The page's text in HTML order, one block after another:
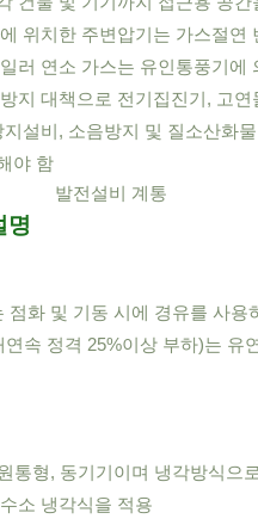
위치한 주변압기는 가스절연
러 연소 가스는 유인통풍기에
지 대책으로 전기집진기, 고연
설비, 소음방지 및 질소산화
야 함
명
점화 및 기동 시에 경유를 사용
속 정격 25%이상 부하)는 유
통형, 동기기이며 냉각방식으
소 냉각식을 적용